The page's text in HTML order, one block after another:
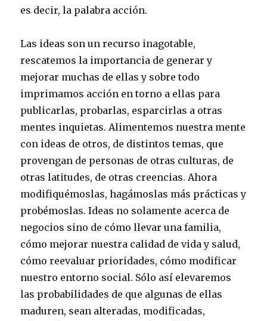
es decir, la palabra acción.
Las ideas son un recurso inagotable,
rescatemos la importancia de generar y
mejorar muchas de ellas y sobre todo
imprimamos acción en torno a ellas para
publicarlas, probarlas, esparcirlas a otras
mentes inquietas. Alimentemos nuestra mente
con ideas de otros, de distintos temas, que
provengan de personas de otras culturas, de
otras latitudes, de otras creencias. Ahora
modifiquémoslas, hagámoslas más prácticas y
probémoslas. Ideas no solamente acerca de
negocios sino de cómo llevar una familia,
cómo mejorar nuestra calidad de vida y salud,
cómo reevaluar prioridades, cómo modificar
nuestro entorno social. Sólo así elevaremos
las probabilidades de que algunas de ellas
maduren, sean alteradas, modificadas,